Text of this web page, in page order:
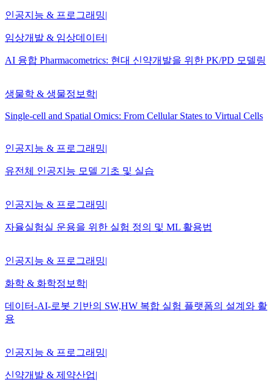
인공지능 & 프로그래밍|
임상개발 & 임상데이터 |
AI 융합 Pharmacometrics: 현대 신약개발을 위한 PK/PD 모델링
생물학 & 생물정보학|
Single-cell and Spatial Omics: From Cellular States to Virtual Cells
인공지능 & 프로그래밍|
유전체 인공지능 모델 기초 및 실습
인공지능 & 프로그래밍|
자율실험실 운용을 위한 실험 정의 및 ML 활용법
인공지능 & 프로그래밍|
화학 & 화학정보학|
데이터-AI-로봇 기반의 SW,HW 복합 실험 플랫폼의 설계와 활
용
인공지능 & 프로그래밍|
신약개발 & 제약산업|